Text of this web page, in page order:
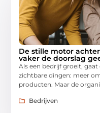
De stille motor
vaker de doorslag
Als een bedrijf groeit,
zichtbare dingen: meer
producten. Maar de
Bedrijven